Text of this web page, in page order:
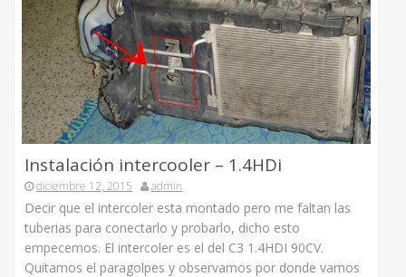
Instalación intercooler – 1.4HDi
diciembre 12, 2015 admin
Decir que el intercoler esta montado pero me faltan las
tuberias para conectarlo y probarlo, dicho esto
empecemos. El intercoler es el del C3 1.4HDI 90CV.
Quitamos el paragolpes y observamos por donde vamos